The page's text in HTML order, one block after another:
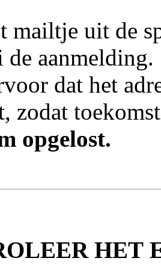
mailtje uit de
aanmelding.
dat het
zodat
opgelost.
HET